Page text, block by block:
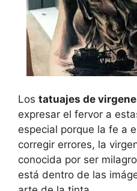
Los tatuajes de
expresar el fervor a
especial porque la fe a
corregir errores, la
conocida por ser
está dentro de las